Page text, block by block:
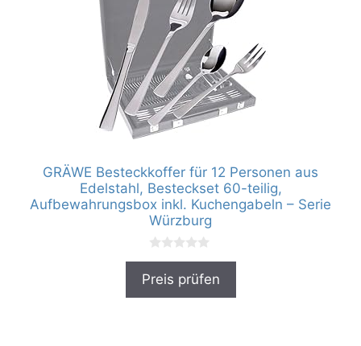
GRÄWE Besteckkoffer für 12 Personen aus
Edelstahl, Besteckset 60-teilig,
Aufbewahrungsbox inkl. Kuchengabeln – Serie
Würzburg
0
o
Preis prüfen